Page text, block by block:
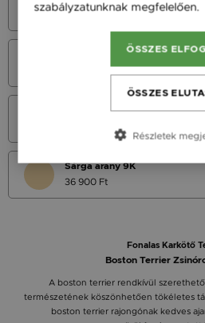
45 900 Ft
Vörös Arany 14K
Sárga Arany 14K
Sárga arany 9K
36 900 Ft
Fonalas Karkötő
Boston Terrier
A boston terrier rendkívül
természetének köszönhetően tökéletes
boston terrier rajongónak kedves
szabályzatunknak megfelelően.
ÖSSZES
ÖSSZES
Részletek